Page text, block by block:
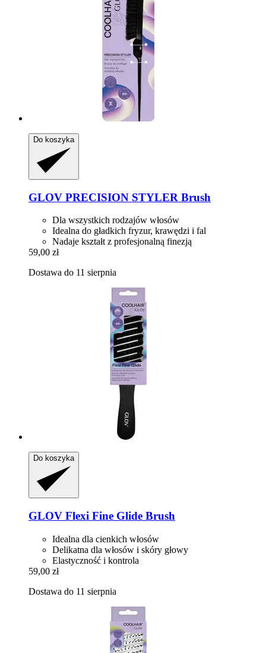
Do koszyka
GLOV PRECISION STYLER Brush
Dla wszystkich rodzajów włosów
Idealna do gładkich fryzur, krawędzi i fal
Nadaje kształt z profesjonalną finezją
59,00 zł
Dostawa do 11 sierpnia
Do koszyka
GLOV Flexi Fine Glide Brush
Idealna dla cienkich włosów
Delikatna dla włosów i skóry głowy
Elastyczność i kontrola
59,00 zł
Dostawa do 11 sierpnia